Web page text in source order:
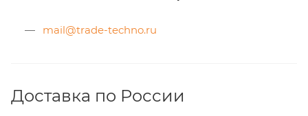
mail@trade-techno.ru
Доставка по России